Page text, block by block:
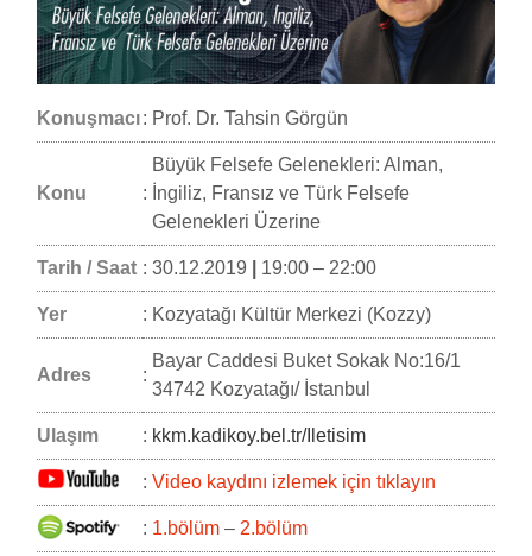
Konuşmacı: Prof. Dr. Tahsin Görgün
Konu :
Büyük Felsefe Gelenekleri: Alman,
İngiliz, Fransız ve Türk Felsefe
Gelenekleri Üzerine
Tarih / Saat : 30.12.2019 19:00 – 22:00
Yer : Kozyatağı Kültür Merkezi (Kozzy)
Adres :
Bayar Caddesi Buket Sokak No:16/1
34742 Kozyatağı/ İstanbul
Ulaşım : kkm.kadikoy.bel.tr/Iletisim
: Video kaydını izlemek için tıklayın
: 1.bölüm – 2.bölüm